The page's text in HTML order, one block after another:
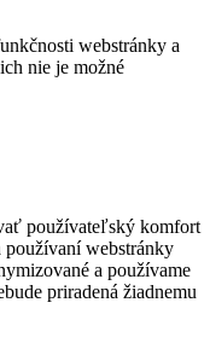
webstránky a
nie je možné
používateľský komfort
používaní webstránky
a používame
priradená žiadnemu